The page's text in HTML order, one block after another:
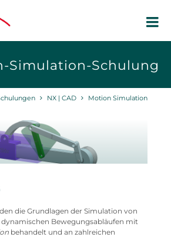
Simulation-Schulung
NX | CAD Motion Simulation
die Grundlagen der Simulation von
Bewegungsabläufen mit
behandelt und an zahlreichen